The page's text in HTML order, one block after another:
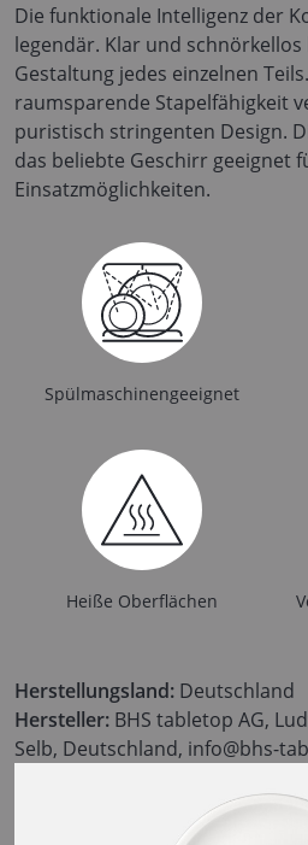
Die funktionale Intelligenz der
legendär. Klar und
Gestaltung jedes einzelnen
raumsparende Stapelfähigkeit
puristisch stringenten Design.
das beliebte Geschirr geeignet
Einsatzmöglichkeiten.
Spülmaschinengeeignet
Heiße Oberflächen
Herstellungsland: Deutschland
Hersteller: BHS tabletop AG,
Selb, Deutschland, info@bhs-